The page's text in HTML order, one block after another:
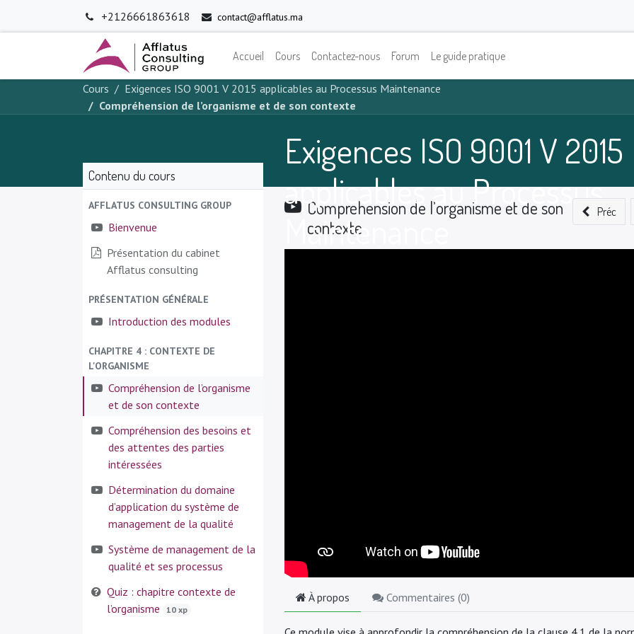
+2126661863618 contact@afflatus.ma
Accueil Cours Contactez-nous Forum Le guide pratique
Cours
Exigences ISO 9001 V 2015 applicables au Processus Maintenance
Compréhension de l’organisme et de son contexte
Exigences ISO 9001 V 2015
applicables au Processus
Maintenance
Contenu du cours
AFFLATUS CONSULTING GROUP
Bienvenue
Présentation du cabinet
Afflatus consulting
PRÉSENTATION GÉNÉRALE
Introduction des modules
CHAPITRE 4 : CONTEXTE DE
L'ORGANISME
Compréhension de l’organisme
et de son contexte
Compréhension des besoins et
des attentes des parties
intéressées
Détermination du domaine
d’application du système de
management de la qualité
Système de management de la
qualité et ses processus
Quiz : chapitre contexte de
l’organisme
10 xp
Compréhension de l’organisme et de son
contexte
Préc
À propos Commentaires (0)